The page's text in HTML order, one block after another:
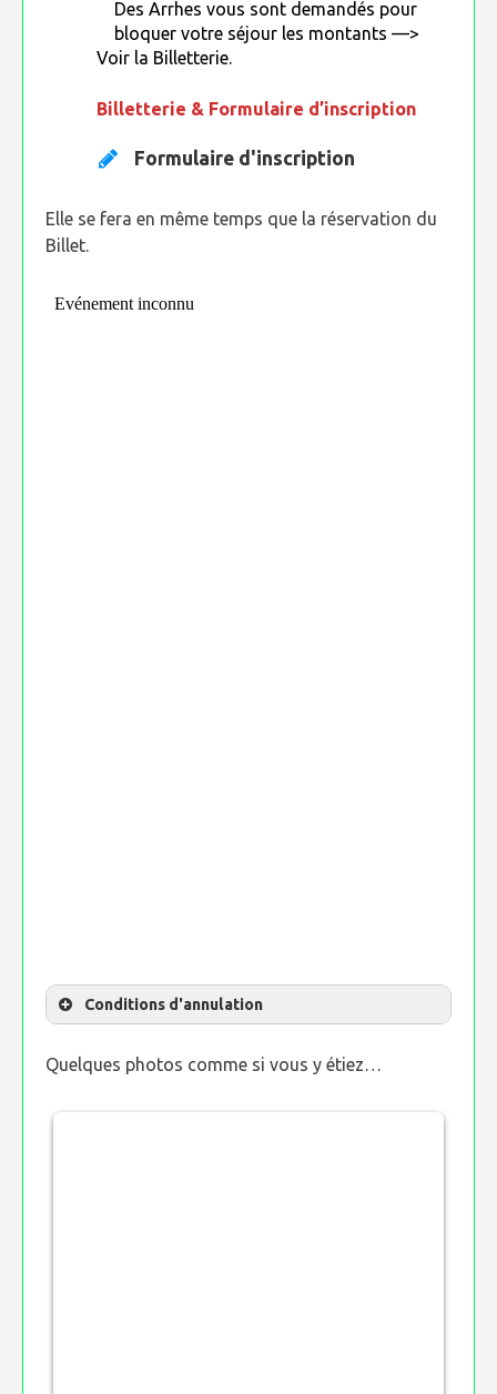
Des Arrhes vous sont demandés pour
bloquer votre séjour les montants —>
Voir la Billetterie.
Billetterie & Formulaire d’inscription
Formulaire d'inscription
Elle se fera en même temps que la réservation du
Billet.
Conditions d'annulation
Quelques photos comme si vous y étiez…